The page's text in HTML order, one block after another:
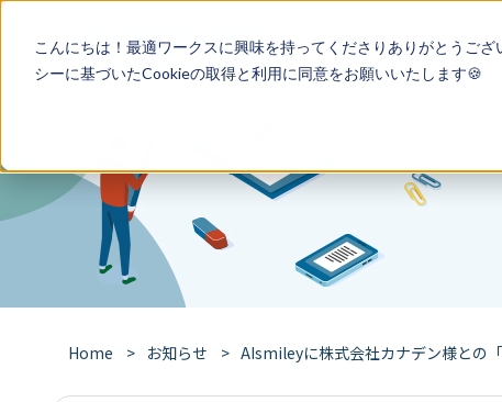
こんにちは！最適ワークスに興味を持ってくださりありがとうご
シーに基づいたCookieの取得と利用に同意をお願いいたします🍪
特徴 導入事例
Home お知らせ AIsmileyに株式会社カナデン様との